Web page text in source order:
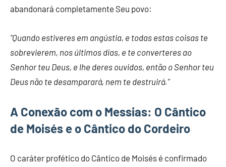
abandonará completamente Seu povo:
“Quando estiveres em angústia, e todas estas coisas te
sobrevierem, nos últimos dias, e te converteres ao
Senhor teu Deus, e lhe deres ouvidos, então o Senhor teu
Deus não te desamparará, nem te destruirá.”
A Conexão com o Messias: O Cântico
de Moisés e o Cântico do Cordeiro
O caráter profético do Cântico de Moisés é confirmado